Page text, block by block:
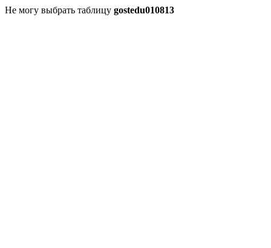
Не могу выбрать таблицу gostedu010813